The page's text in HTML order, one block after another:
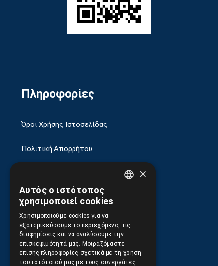
Πληροφορίες
Όροι Χρήσης Ιστοσελίδας
Πολιτική Απορρήτου
Αποστολές και Πληρωμές
Επιστροφές και Ακυρώσεις
×
Αυτός ο ιστότοπος
χρησιμοποιεί cookies
Χρησιμοποιούμε cookies για να
εξατομικεύσουμε το περιεχόμενο, τις
διαφημίσεις και να αναλύσουμε την
επισκεψιμότητά μας. Μοιραζόμαστε
επίσης πληροφορίες σχετικά με τη χρήση
του ιστότοπού μας με τους συνεργάτες